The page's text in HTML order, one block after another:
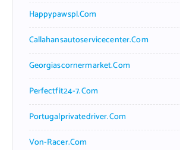
Happypawspl.com
Callahansautoservicecenter.com
Georgiascornermarket.com
Perfectfit24-7.com
Portugalprivatedriver.com
Von-Racer.com